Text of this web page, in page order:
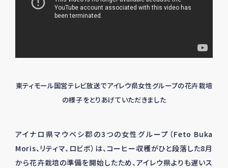
東ティモール国営テレビ放送でアイレウ県女性グループの花卉栽培
の様子をとりあげていただきました
アイナロ県マウベシ郡の3 つの女性グループ（Feto Buka
Moris、リティマ、ロビボ）は、コーヒー収穫がひと段落した8月
から花卉栽培の準備を開始したため、アイレウ県よりも遅いス